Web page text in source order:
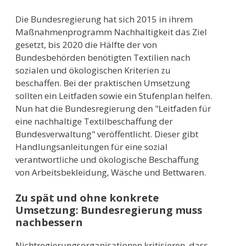
Die Bundesregierung hat sich 2015 in ihrem
Maßnahmenprogramm Nachhaltigkeit das Ziel
gesetzt, bis 2020 die Hälfte der von
Bundesbehörden benötigten Textilien nach
sozialen und ökologischen Kriterien zu
beschaffen. Bei der praktischen Umsetzung
sollten ein Leitfaden sowie ein Stufenplan helfen.
Nun hat die Bundesregierung den "Leitfaden für
eine nachhaltige Textilbeschaffung der
Bundesverwaltung" veröffentlicht. Dieser gibt
Handlungsanleitungen für eine sozial
verantwortliche und ökologische Beschaffung
von Arbeitsbekleidung, Wäsche und Bettwaren.
Zu spät und ohne konkrete
Umsetzung: Bundesregierung muss
nachbessern